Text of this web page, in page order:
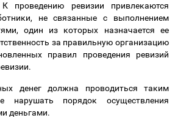
проведению ревизии привлекаются
не связанные с выполнением
один из которых назначается ее
за правильную организацию
правил проведения ревизий
денег должна проводиться таким
нарушать порядок осуществления
деньгами.